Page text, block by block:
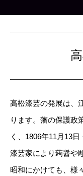
高松漆芸の発展は、
ります。藩の保護政
く、1806年11月13
漆芸家により蒟醤や
昭和にかけても、様